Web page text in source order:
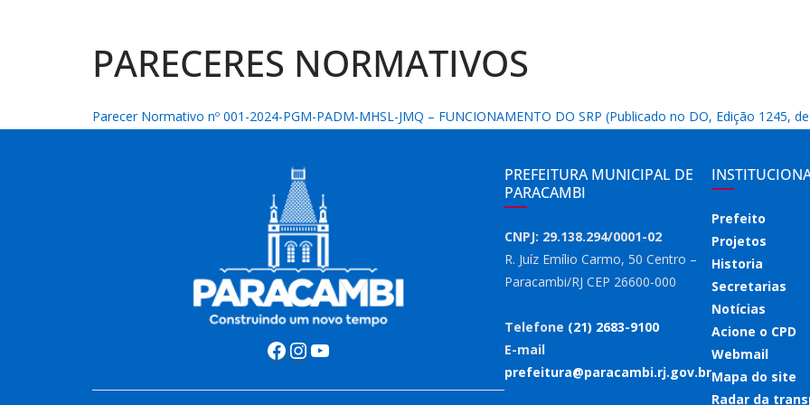
PARECERES NORMATIVOS
Parecer Normativo nº 001-2024-PGM-PADM-MHSL-JMQ – FUNCIONAMENTO DO SRP (Publicado no DO, Edição 1245,
Facebook
Instagram
Youtube
PREFEITURA MUNICIPAL DE
PARACAMBI
CNPJ: 29.138.294/0001-02
R. Juíz Emílio Carmo, 50 Centro –
Paracambi/RJ CEP 26600-000
Telefone (21) 2683-9100
E-mail
prefeitura@paracambi.rj.gov.br
Prefeito
Projetos
Historia
Secretarias
Notícias
Acione o CPD
Webmail
Mapa do site
Radar da